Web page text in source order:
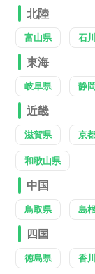
北陸
富山県 石
東海
岐阜県 静
近畿
滋賀県 京
和歌山県
中国
鳥取県 島
四国
徳島県 香